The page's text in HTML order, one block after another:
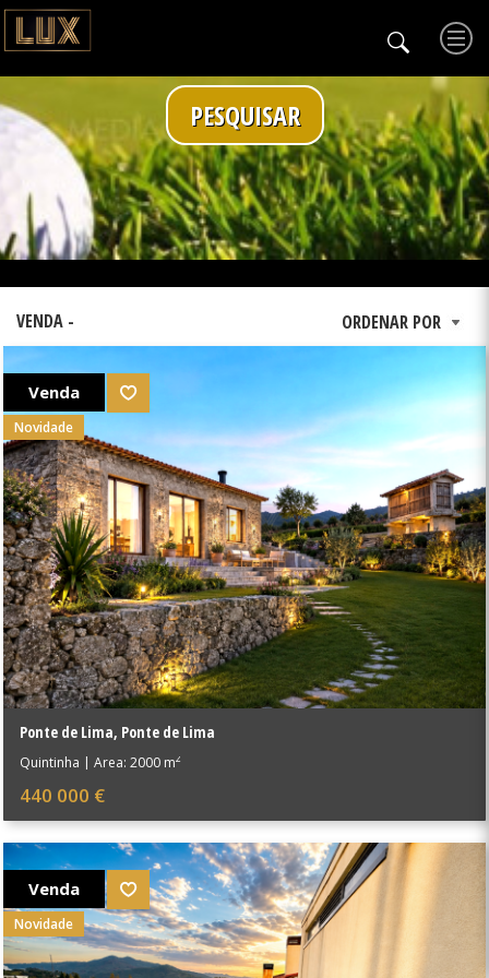
PESQUISAR
VENDA -
Venda
Novidade
Ponte de Lima, Ponte de Lima
Quintinha | Área: 2000 m2
440 000 €
Venda
Novidade